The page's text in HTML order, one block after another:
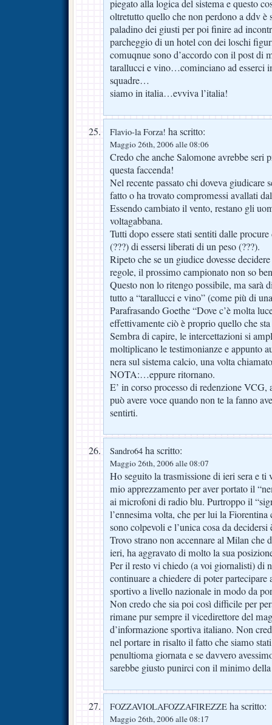
piegato alla logica del sistema e questo
oltretutto quello che non perdono a ddv è
paladino dei giusti per poi finire ad
parcheggio di un hotel con dei loschi
comuqnue sono d’accordo con il post di
tarallucci e vino…cominciano ad esserci
squadre…
siamo in italia…evviva l’italia!
Flavio-la Forza! ha scritto:
Maggio 26th, 2006 alle 08:06
Credo che anche Salomone avrebbe seri
questa faccenda!
Nel recente passato chi doveva giudicare
fatto o ha trovato compromessi avallati
Essendo cambiato il vento, restano gli
voltagabbana.
Tutti dopo essere stati sentiti dalle
(???) di essersi liberati di un peso (???).
Ripeto che se un giudice dovesse
regole, il prossimo campionato non so
Questo non lo ritengo possibile, ma sarà
tutto a “tarallucci e vino” (come più di
Parafrasando Goethe “Dove c’è molta
effettivamente ciò è proprio quello che
Sembra di capire, le intercettazioni si
moltiplicano le testimonianze e appunto
nera sul sistema calcio, una volta
NOTA:…eppure ritornano.
E’ in corso processo di redenzione VCG,
può avere voce quando non te la fanno
sentirti.
Sandro64 ha scritto:
Maggio 26th, 2006 alle 08:07
Ho seguito la trasmissione di ieri sera e
mio apprezzamento per aver portato il
ai microfoni di radio blu. Purtroppo il
l’ennesima volta, che per lui la Fiorentina
sono colpevoli e l’unica cosa da
Trovo strano non accennare al Milan che
ieri, ha aggravato di molto la sua
Per il resto vi chiedo (a voi giornalisti) di
continuare a chiedere di poter
sportivo a livello nazionale in modo da
Non credo che sia poi così difficile per
rimane pur sempre il vicedirettore del
d’informazione sportiva italiano. Non
nel portare in risalto il fatto che siamo
penultioma giornata e se davvero
sarebbe giusto punirci con il minimo
FOZZAVIOLAFOZZAFIREZZE ha scritto:
Maggio 26th, 2006 alle 08:17